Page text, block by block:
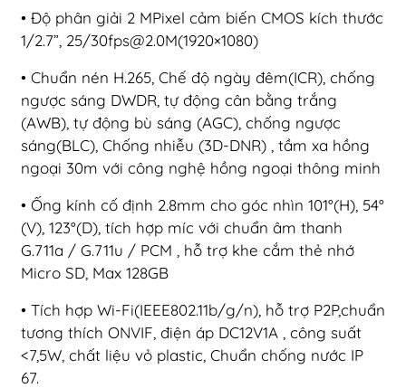
• Độ phân giải 2 MPixel cảm biến CMOS kích thước
1/2.7”, 25/30fps@2.0M(1920×1080)
• Chuẩn nén H.265, Chế độ ngày đêm(ICR), chống
ngược sáng DWDR, tự động cân bằng trắng
(AWB), tự động bù sáng (AGC), chống ngược
sáng(BLC), Chống nhiễu (3D-DNR) , tầm xa hồng
ngoại 30m với công nghệ hồng ngoại thông minh
• Ống kính cố định 2.8mm cho góc nhìn 101°(H), 54°
(V), 123°(D), tích hợp míc với chuẩn âm thanh
G.711a / G.711u / PCM , hỗ trợ khe cắm thẻ nhớ
Micro SD, Max 128GB
• Tích hợp Wi-Fi(IEEE802.11b/g/n), hỗ trợ P2P,chuẩn
tương thích ONVIF, điện áp DC12V1A , công suất
<7,5W, chất liệu vỏ plastic, Chuẩn chống nước IP
67.